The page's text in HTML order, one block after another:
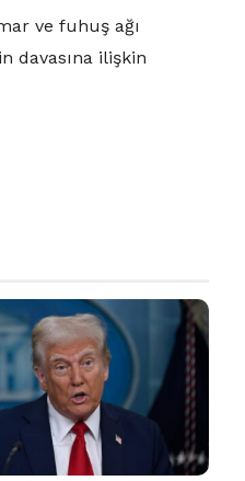
ve fuhuş ağı
davasına ilişkin